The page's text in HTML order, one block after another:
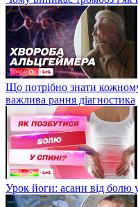
Що потрібно знати
важлива рання діагностика
Урок йоги: асани від болю